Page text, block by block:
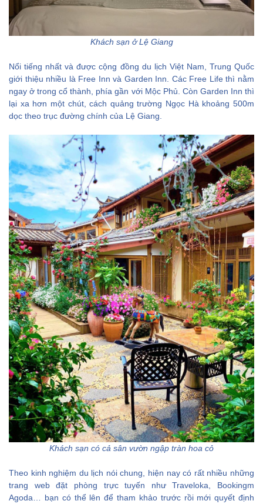
Khách sạn ở Lệ Giang
Nổi tiếng nhất và được cộng đồng du lịch Việt Nam, Trung Quốc
giới thiệu nhiều là Free Inn và Garden Inn. Các Free Life thì nằm
ngay ở trong cổ thành, phía gần với Mộc Phủ. Còn Garden Inn thì
lại xa hơn một chút, cách quảng trường Ngọc Hà khoảng 500m
dọc theo trục đường chính của Lệ Giang.
Khách sạn có cả sân vườn ngập tràn hoa cỏ
Theo kinh nghiệm du lịch nói chung, hiện nay có rất nhiều những
trang web đặt phòng trực tuyến như Traveloka, Bookingm
Agoda… bạn có thể lên để tham khảo trước rồi mới quyết định